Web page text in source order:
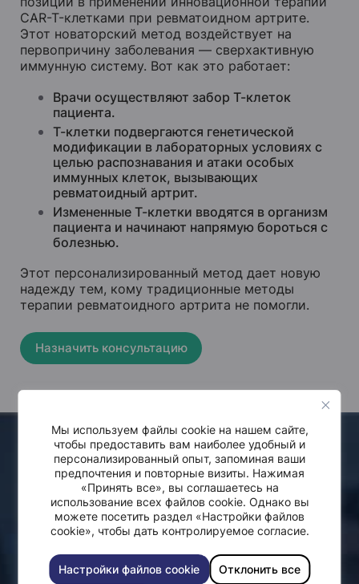
Мы используем файлы cookie на нашем сайте,
чтобы предоставить вам наиболее удобный и
персонализированный опыт, запоминая ваши
предпочтения и повторные визиты. Нажимая
«Принять все», вы соглашаетесь на
использование всех файлов cookie. Однако вы
можете посетить раздел «Настройки файлов
cookie», чтобы дать контролируемое согласие.
Настройки файлов cookie Отклонить все
CAR-T-клетками при ревматоидном артрите.
Этот новаторский метод воздействует на
первопричину заболевания — сверхактивную
иммунную систему. Вот как это работает:
Врачи осуществляют забор Т-клеток
пациента.
Т-клетки подвергаются генетической
модификации в лабораторных условиях с
целью распознавания и атаки особых
иммунных клеток, вызывающих
ревматоидный артрит.
Измененные Т-клетки вводятся в организм
пациента и начинают напрямую бороться с
болезнью.
Этот персонализированный метод дает новую
надежду тем, кому традиционные методы
терапии ревматоидного артрита не помогли.
Назначить консультацию
Центр терапии
аутоиммунных
заболеваний им.
Заблудовича и отделение
ревматологии